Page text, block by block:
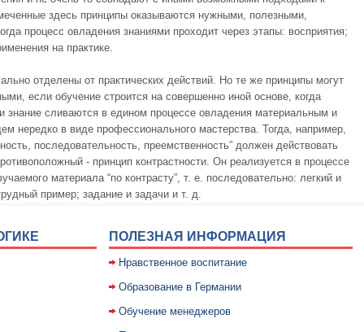
здесь принципы оказываются нужными, полезными,
процесс овладения знаниями проходит через этапы: восприятия;
на практике.
отделены от практических действий. Но те же принципы могут
если обучение строится на совершенно иной основе, когда
знание сливаются в едином процессе овладения материальным и
нередко в виде профессионального мастерства. Тогда, например,
последовательность, преемственность” должен действовать
- принцип контрастности. Он реализуется в процессе
материала “по контрасту”, т. е. последовательно: легкий и
пример; задание и задачи и т. д.
ПОЛЕЗНАЯ ИНФОРМАЦИЯ
Нравственное воспитание
Образование в Германии
Обучение менеджеров